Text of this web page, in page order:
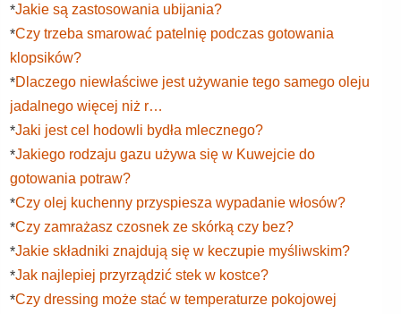
*Jakie są zastosowania ubijania?
*Czy trzeba smarować patelnię podczas gotowania
klopsików?
*Dlaczego niewłaściwe jest używanie tego samego oleju
jadalnego więcej niż r…
*Jaki jest cel hodowli bydła mlecznego?
*Jakiego rodzaju gazu używa się w Kuwejcie do
gotowania potraw?
*Czy olej kuchenny przyspiesza wypadanie włosów?
*Czy zamrażasz czosnek ze skórką czy bez?
*Jakie składniki znajdują się w keczupie myśliwskim?
*Jak najlepiej przyrządzić stek w kostce?
*Czy dressing może stać w temperaturze pokojowej